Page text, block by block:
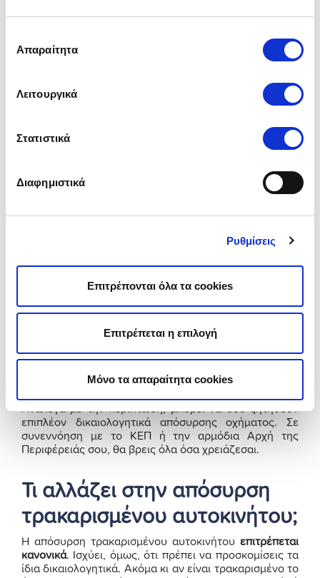
συγκατάθεσης
Απαραίτητα
Λειτουργικά
Στατιστικά
Διαφημιστικά
Ρυθμίσεις
Επιτρέπονται όλα τα cookies
Επιτρέπεται η επιλογή
Μόνο τα απαραίτητα cookies
Ποια είναι τα δικαιολογητικά
για απόσυρση αυτοκινήτου;
απόσυρση αυτοκινήτου
, είναι απαραίτητο να
έχεις:
Την άδεια κυκλοφορίας του
Τις πινακίδες κυκλοφορίας
ή το ΚΕΠ, πρέπει επίσης να έχεις:
Αστυνομική Ταυτότητα ή Διαβατήριο (του ατόμου
που κάνει την αίτηση)
Πινακίδες κυκλοφορίας. Αν έχουν κλαπεί,
χρειάζεσαι βεβαίωση από το Αστυνομικό τμήμα
Εξοφλητική πράξη αν παρακρατείται η κυριότητα
Ανάλογα με την περίπτωση, μπορεί να σου ζητηθούν
επιπλέον δικαιολογητικά απόσυρσης οχήματος. Σε
συνεννόηση με το ΚΕΠ ή την αρμόδια Αρχή της
Περιφέρειάς σου, θα βρεις όλα όσα χρειάζεσαι.
Τι αλλάζει στην απόσυρση
τρακαρισμένου αυτοκινήτου;
Η απόσυρση τρακαρισμένου αυτοκινήτου επιτρέπεται
κανονικά. Ισχύει, όμως, ότι πρέπει να προσκομίσεις τα
ίδια δικαιολογητικά. Ακόμα κι αν είναι τρακαρισμένο το